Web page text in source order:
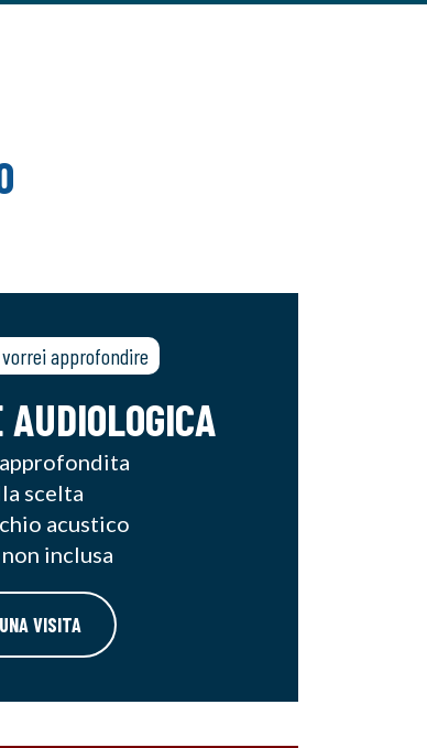
approfondire
scelta
acustico
inclusa
VISITA